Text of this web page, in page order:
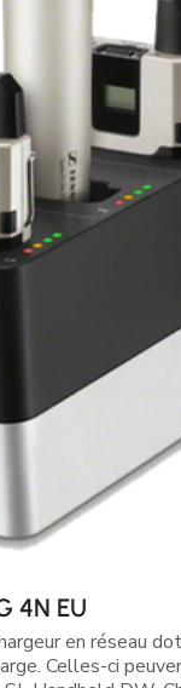
4N EU
en réseau
Celles-ci